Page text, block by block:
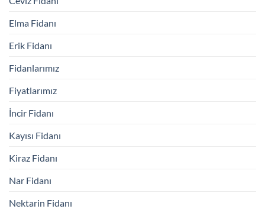
Elma Fidanı
Erik Fidanı
Fidanlarımız
Fiyatlarımız
İncir Fidanı
Kayısı Fidanı
Kiraz Fidanı
Nar Fidanı
Nektarin Fidanı